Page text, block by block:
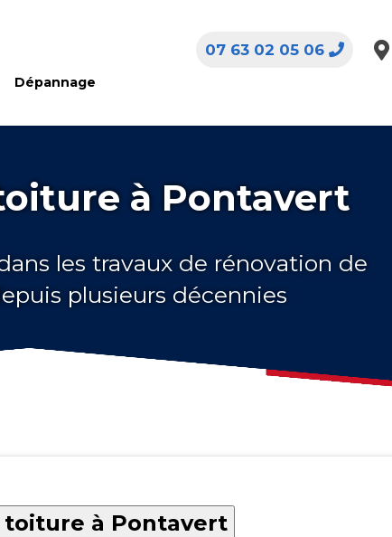
Dépannage
07 63 02 05 06
à Pontavert
les travaux de rénovation de
plusieurs décennies
toiture à Pontavert